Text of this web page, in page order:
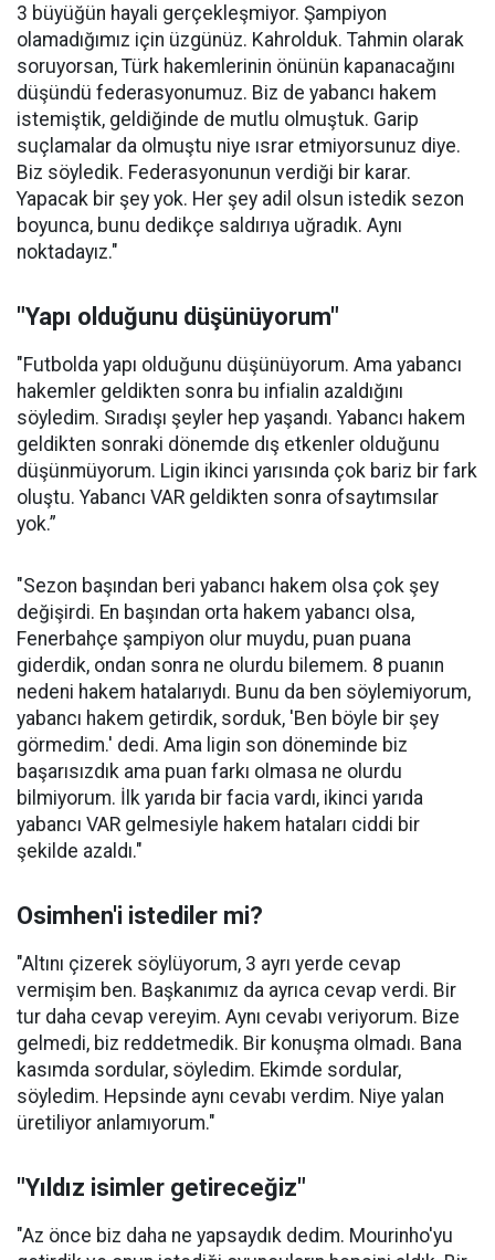
3 büyüğün hayali gerçekleşmiyor. Şampiyon
olamadığımız için üzgünüz. Kahrolduk. Tahmin olarak
soruyorsan, Türk hakemlerinin önünün kapanacağını
düşündü federasyonumuz. Biz de yabancı hakem
istemiştik, geldiğinde de mutlu olmuştuk. Garip
suçlamalar da olmuştu niye ısrar etmiyorsunuz diye.
Biz söyledik. Federasyonunun verdiği bir karar.
Yapacak bir şey yok. Her şey adil olsun istedik sezon
boyunca, bunu dedikçe saldırıya uğradık. Aynı
noktadayız."
"Yapı olduğunu düşünüyorum"
"Futbolda yapı olduğunu düşünüyorum. Ama yabancı
hakemler geldikten sonra bu infialin azaldığını
söyledim. Sıradışı şeyler hep yaşandı. Yabancı hakem
geldikten sonraki dönemde dış etkenler olduğunu
düşünmüyorum. Ligin ikinci yarısında çok bariz bir fark
oluştu. Yabancı VAR geldikten sonra ofsaytımsılar
yok.”
"Sezon başından beri yabancı hakem olsa çok şey
değişirdi. En başından orta hakem yabancı olsa,
Fenerbahçe şampiyon olur muydu, puan puana
giderdik, ondan sonra ne olurdu bilemem. 8 puanın
nedeni hakem hatalarıydı. Bunu da ben söylemiyorum,
yabancı hakem getirdik, sorduk, 'Ben böyle bir şey
görmedim.' dedi. Ama ligin son döneminde biz
başarısızdık ama puan farkı olmasa ne olurdu
bilmiyorum. İlk yarıda bir facia vardı, ikinci yarıda
yabancı VAR gelmesiyle hakem hataları ciddi bir
şekilde azaldı."
Osimhen'i istediler mi?
"Altını çizerek söylüyorum, 3 ayrı yerde cevap
vermişim ben. Başkanımız da ayrıca cevap verdi. Bir
tur daha cevap vereyim. Aynı cevabı veriyorum. Bize
gelmedi, biz reddetmedik. Bir konuşma olmadı. Bana
kasımda sordular, söyledim. Ekimde sordular,
söyledim. Hepsinde aynı cevabı verdim. Niye yalan
üretiliyor anlamıyorum."
"Yıldız isimler getireceğiz"
"Az önce biz daha ne yapsaydık dedim. Mourinho'yu